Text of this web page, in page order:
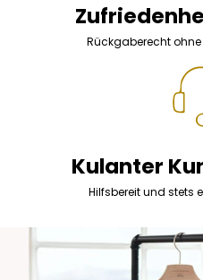
Rückgaberecht
Kulanter
Hilfsbereit und stets